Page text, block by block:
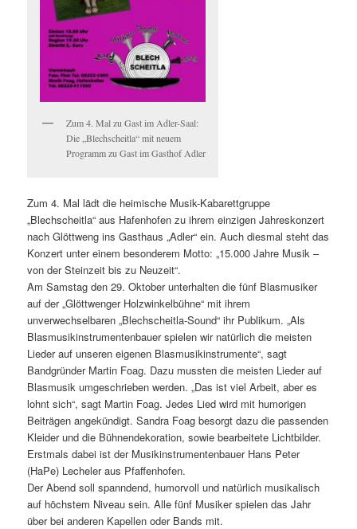
Zum 4. Mal zu Gast im Adler-Saal:
Die „Blechscheitla“ mit neuem
Programm zu Gast im Gasthof Adler
Zum 4. Mal lädt die heimische Musik-Kabarettgruppe
„Blechscheitla“ aus Hafenhofen zu ihrem einzigen Jahreskonzert
nach Glöttweng ins Gasthaus „Adler“ ein. Auch diesmal steht das
Konzert unter einem besonderem Motto: „15.000 Jahre Musik –
von der Steinzeit bis zu Neuzeit“.
Am Samstag den 29. Oktober unterhalten die fünf Blasmusiker
auf der „Glöttwenger Holzwinkelbühne“ mit ihrem
unverwechselbaren „Blechscheitla-Sound“ ihr Publikum. „Als
Blasmusikinstrumentenbauer spielen wir natürlich die meisten
Lieder auf unseren eigenen Blasmusikinstrumente“, sagt
Bandgründer Martin Foag. Dazu mussten die meisten Lieder auf
Blasmusik umgeschrieben werden. „Das ist viel Arbeit, aber es
lohnt sich“, sagt Martin Foag. Jedes Lied wird mit humorigen
Beiträgen angekündigt. Sandra Foag besorgt dazu die passenden
Kleider und die Bühnendekoration, sowie bearbeitete Lichtbilder.
Erstmals dabei ist der Musikinstrumentenbauer Hans Peter
(HaPe) Lecheler aus Pfaffenhofen.
Der Abend soll spanndend, humorvoll und natürlich musikalisch
auf höchstem Niveau sein. Alle fünf Musiker spielen das Jahr
über bei anderen Kapellen oder Bands mit.